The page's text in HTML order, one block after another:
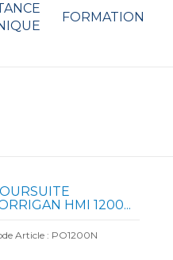
FORMATION
HMI 1200...
Article : PO1200N